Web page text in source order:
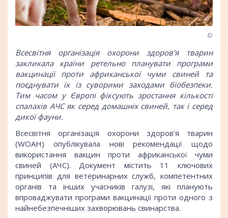
©
Всесвітня організація охорони здоров’я тварин
закликала країни ретельно планувати програми
вакцинації проти африканської чуми свиней та
поєднувати їх із суворими заходами біобезпеки.
Тим часом у Європі фіксують зростання кількості
спалахів АЧС як серед домашніх свиней, так і серед
дикої фауни.
Всесвітня організація охорони здоров’я тварин
(WOAH) опублікувала нові рекомендації щодо
використання вакцин проти африканської чуми
свиней (АЧС). Документ містить 11 ключових
принципів для ветеринарних служб, компетентних
органів та інших учасників галузі, які планують
впроваджувати програми вакцинації проти одного з
найнебезпечніших захворювань свинарства.